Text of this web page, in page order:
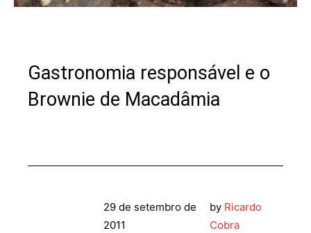
Gastronomia responsável e o
Brownie de Macadâmia
29 de setembro de
2011
by Ricardo
Cobra